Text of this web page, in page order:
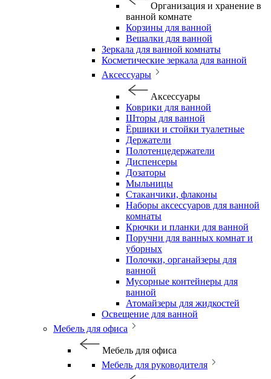
Организация и хранение в
ванной комнате
Корзины для ванной
Вешалки для ванной
Зеркала для ванной комнаты
Косметические зеркала для ванной
Аксессуары
Аксессуары
Коврики для ванной
Шторы для ванной
Ёршики и стойки туалетные
Держатели
Полотенцедержатели
Диспенсеры
Дозаторы
Мыльницы
Стаканчики, флаконы
Наборы аксессуаров для ванной
комнаты
Крючки и планки для ванной
Поручни для ванных комнат и
уборных
Полочки, органайзеры для
ванной
Мусорные контейнеры для
ванной
Атомайзеры для жидкостей
Освещение для ванной
Мебель для офиса
Мебель для офиса
Мебель для руководителя